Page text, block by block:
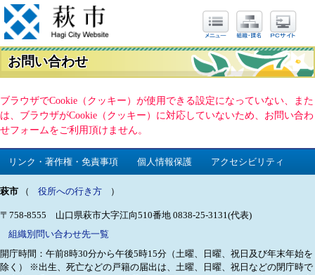
お問い合わせ
ブラウザでCookie（クッキー）が使用できる設定になっていない、また
は、ブラウザがCookie（クッキー）に対応していないため、お問い合わ
せフォームをご利用頂けません。
リンク・著作権・免責事項 個人情報保護 アクセシビリティ
萩市 （ 役所への行き方 ）
〒758-8555 山口県萩市大字江向510番地 0838-25-3131(代表)
組織別問い合わせ先一覧
開庁時間：午前8時30分から午後5時15分（土曜、日曜、祝日及び年末年始を
除く）
※出生、死亡などの戸籍の届出は、土曜、日曜、祝日などの閉庁時で